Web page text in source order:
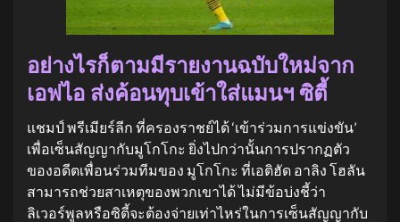
อย่างไรก็ตามมีรายงานฉบับใหม่จาก
เอฟไอ ส่งค้อนทุบเข้าใส่แมนฯ ซิตี้
แชมป์ พรีเมียร์ลีก ที่ครองราชย์ได้ ‘เข้าร่วมการแข่งขัน’
เพื่อเซ็นสัญญากับมูโกโกะ ยิ่งไปกว่านั้นการปรากฏตัว
ของอดีตเพื่อนร่วมทีมของ มูโกโกะ ที่เอติฮัด อาลิง โฮลัน
สามารถช่วยสาเหตุของพวกเขาได้ ไม่มีข้อบ่งชี้ว่า
ลิเวอร์พูลหรือซิตี้จะต้องจ่ายเท่าไหร่ในการเซ็นสัญญากับ